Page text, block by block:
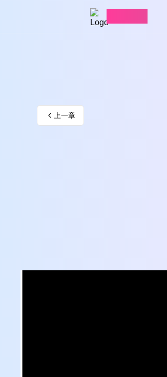
上一章